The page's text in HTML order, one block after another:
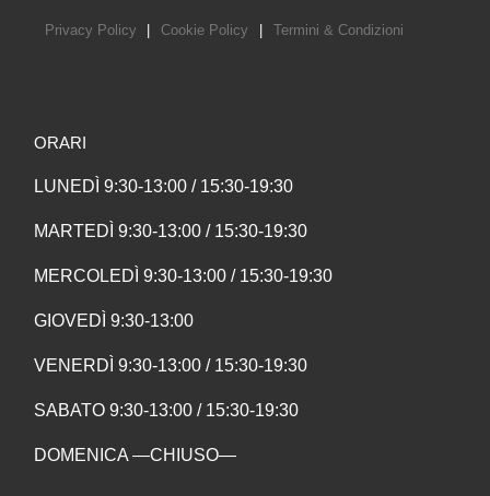
Privacy Policy Cookie Policy Termini & Condizioni
ORARI
LUNEDÌ 9:30-13:00 / 15:30-19:30
MARTEDÌ 9:30-13:00 / 15:30-19:30
MERCOLEDÌ 9:30-13:00 / 15:30-19:30
GIOVEDÌ 9:30-13:00
VENERDÌ 9:30-13:00 / 15:30-19:30
SABATO 9:30-13:00 / 15:30-19:30
DOMENICA —CHIUSO—